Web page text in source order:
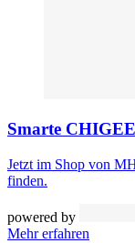
Smarte
Jetzt im Shop von
finden.
powered by
Mehr erfahren